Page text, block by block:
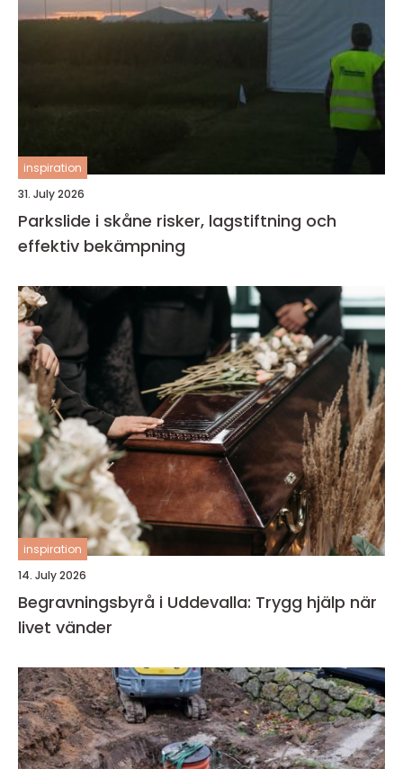
inspiration
31. July 2026
Parkslide i skåne risker, lagstiftning och
effektiv bekämpning
inspiration
14. July 2026
Begravningsbyrå i Uddevalla: Trygg hjälp när
livet vänder